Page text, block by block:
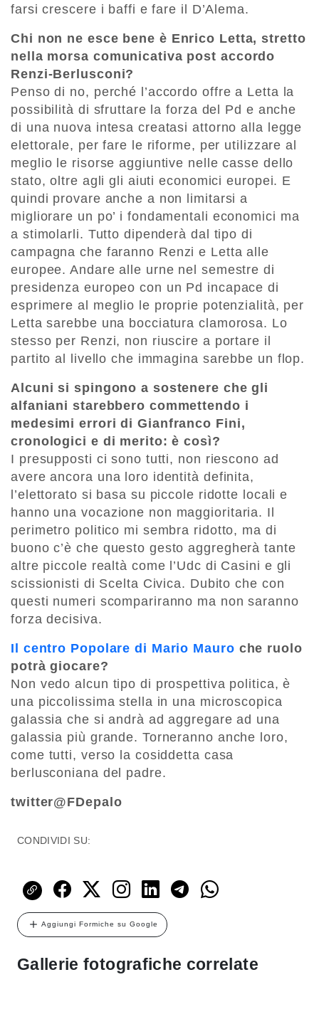
farsi crescere i baffi e fare il D’Alema.
Chi non ne esce bene è Enrico Letta, stretto
nella morsa comunicativa post accordo
Renzi-Berlusconi?
Penso di no, perché l’accordo offre a Letta la
possibilità di sfruttare la forza del Pd e anche
di una nuova intesa creatasi attorno alla legge
elettorale, per fare le riforme, per utilizzare al
meglio le risorse aggiuntive nelle casse dello
stato, oltre agli gli aiuti economici europei. E
quindi provare anche a non limitarsi a
migliorare un po’ i fondamentali economici ma
a stimolarli. Tutto dipenderà dal tipo di
campagna che faranno Renzi e Letta alle
europee. Andare alle urne nel semestre di
presidenza europeo con un Pd incapace di
esprimere al meglio le proprie potenzialità, per
Letta sarebbe una bocciatura clamorosa. Lo
stesso per Renzi, non riuscire a portare il
partito al livello che immagina sarebbe un flop.
Alcuni si spingono a sostenere che gli
alfaniani starebbero commettendo i
medesimi errori di Gianfranco Fini,
cronologici e di merito: è così?
I presupposti ci sono tutti, non riescono ad
avere ancora una loro identità definita,
l’elettorato si basa su piccole ridotte locali e
hanno una vocazione non maggioritaria. Il
perimetro politico mi sembra ridotto, ma di
buono c’è che questo gesto aggregherà tante
altre piccole realtà come l’Udc di Casini e gli
scissionisti di Scelta Civica. Dubito che con
questi numeri scompariranno ma non saranno
forza decisiva.
Il centro Popolare di Mario Mauro che ruolo
potrà giocare?
Non vedo alcun tipo di prospettiva politica, è
una piccolissima stella in una microscopica
galassia che si andrà ad aggregare ad una
galassia più grande. Torneranno anche loro,
come tutti, verso la cosiddetta casa
berlusconiana del padre.
twitter@FDepalo
CONDIVIDI SU:
Aggiungi Formiche su Google
Gallerie fotografiche correlate